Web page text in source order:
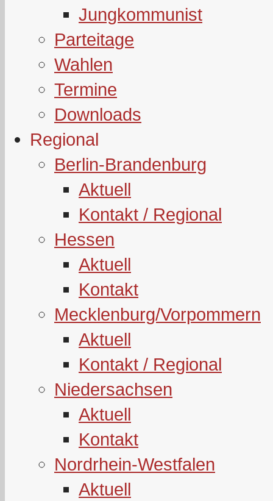
Jungkommunist
Parteitage
Wahlen
Termine
Downloads
Regional
Berlin-Brandenburg
Aktuell
Kontakt / Regional
Hessen
Aktuell
Kontakt
Mecklenburg/Vorpommern
Aktuell
Kontakt / Regional
Niedersachsen
Aktuell
Kontakt
Nordrhein-Westfalen
Aktuell